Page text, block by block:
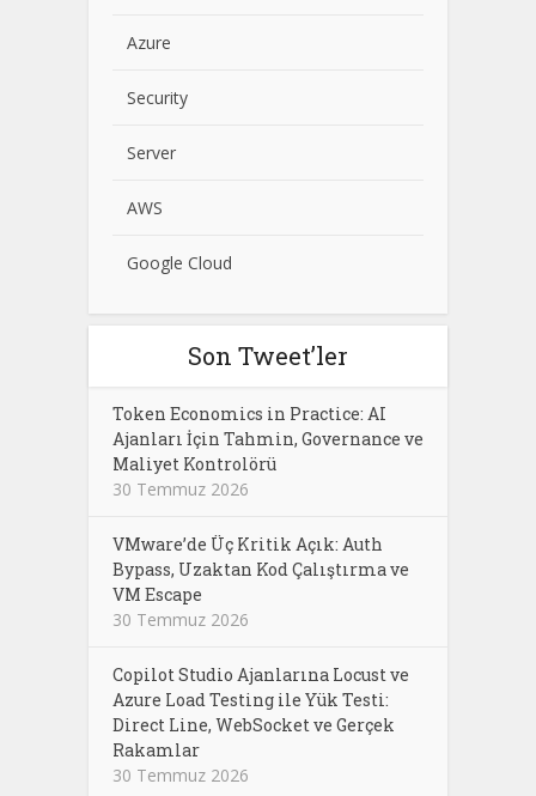
Azure
Security
Server
AWS
Google Cloud
Son Tweet’ler
Token Economics in Practice: AI
Ajanları İçin Tahmin, Governance ve
Maliyet Kontrolörü
30 Temmuz 2026
VMware’de Üç Kritik Açık: Auth
Bypass, Uzaktan Kod Çalıştırma ve
VM Escape
30 Temmuz 2026
Copilot Studio Ajanlarına Locust ve
Azure Load Testing ile Yük Testi:
Direct Line, WebSocket ve Gerçek
Rakamlar
30 Temmuz 2026